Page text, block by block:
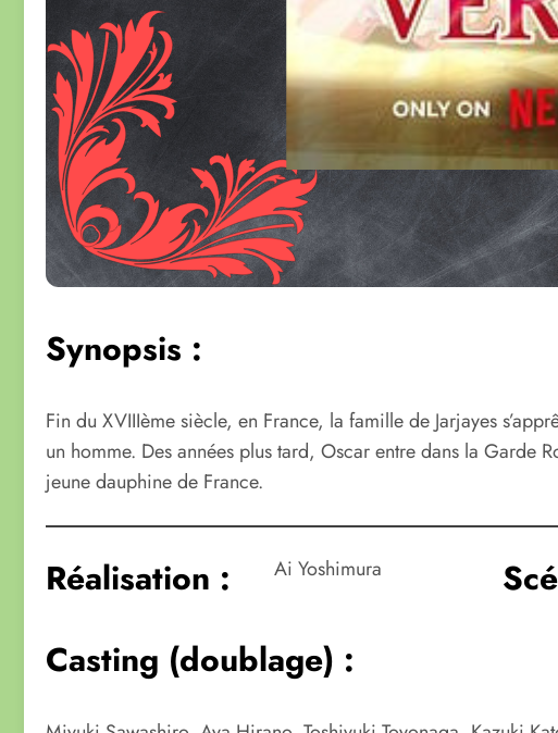
Synopsis :
Fin du XVIIIème siècle, en France, la famille de Jarjayes
un homme. Des années plus tard, Oscar entre dans la Garde
jeune dauphine de France.
Réalisation : Ai Yoshimura
Casting (doublage) :